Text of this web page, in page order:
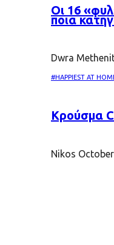
Oι 16
ποια
Dwra
#HAPPIEST AT
Κρούσμα
Nikos